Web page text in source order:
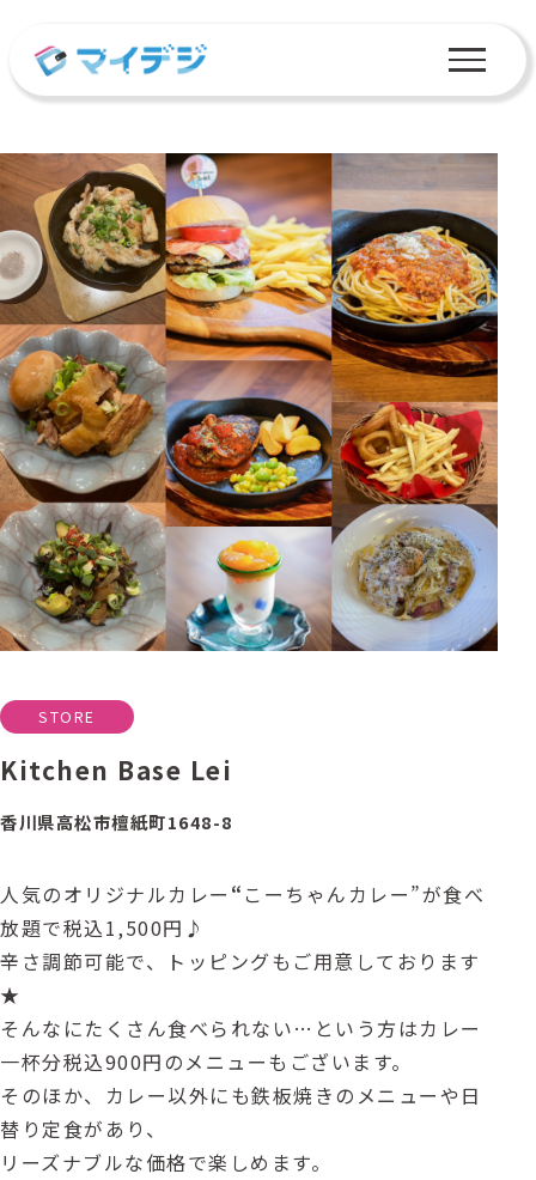
STORE
Kitchen Base Lei
香川県高松市檀紙町1648-8
人気のオリジナルカレー “ こーちゃんカレー”が食べ
放題で税込1,500円♪
辛さ調節可能で、トッピングもご用意しております
★
そんなにたくさん食べられない…という方はカレー
一杯分税込900円のメニューもございます。
そのほか、カレー以外にも鉄板焼きのメニューや日
替り定食があり、
リーズナブルな価格で楽しめます。